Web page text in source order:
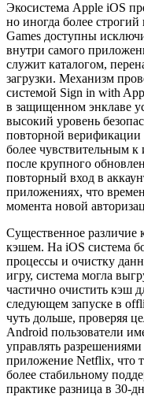
Экосистема Apple iOS
но иногда более
Games доступны
внутри самого
служит каталогом,
загрузки. Механизм
системой Sign in with
в защищенном энклаве
высокий уровень
повторной верификации
более чувствительным
после крупного
повторный вход в
приложениях, что
момента новой
Существенное различие
кэшем. На iOS система
процессы и очистку
игру, система могла
частично очистить кэш
следующем запуске в
чуть дольше, проверяя
Android пользователи
управлять
приложение Netflix, что
более стабильному
практике разница в 30-